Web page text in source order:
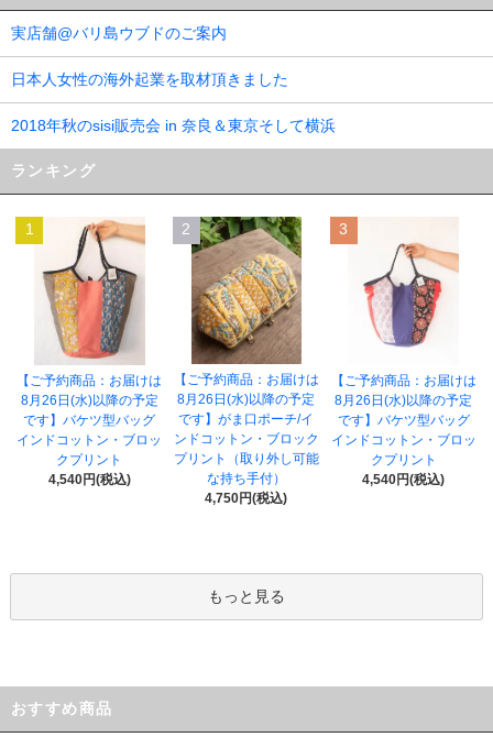
実店舗@バリ島ウブドのご案内
日本人女性の海外起業を取材頂きました
2018年秋のsisi販売会 in 奈良＆東京そして横浜
ランキング
1
【ご予約商品：お届けは
8月26日(水)以降の予定
です】バケツ型バッグ
インドコットン・ブロッ
クプリント
4,540円(税込)
2
【ご予約商品：お届けは
8月26日(水)以降の予定
です】がま口ポーチ/イ
ンドコットン・ブロック
プリント（取り外し可能
な持ち手付）
4,750円(税込)
3
【ご予約商品：お届けは
8月26日(水)以降の予定
です】バケツ型バッグ
インドコットン・ブロッ
クプリント
4,540円(税込)
もっと見る
おすすめ商品